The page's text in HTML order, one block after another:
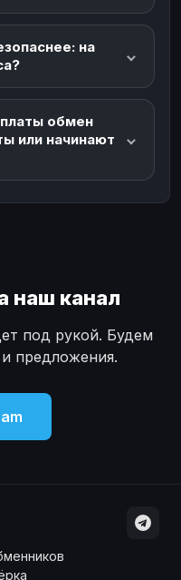
на
обмен
или начинают
наш канал
под рукой. Будем
предложения.